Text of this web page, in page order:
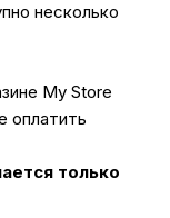
несколько
My Store
оплатить
только